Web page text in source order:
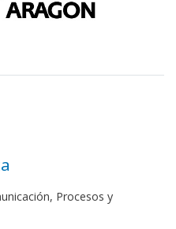
Procesos y